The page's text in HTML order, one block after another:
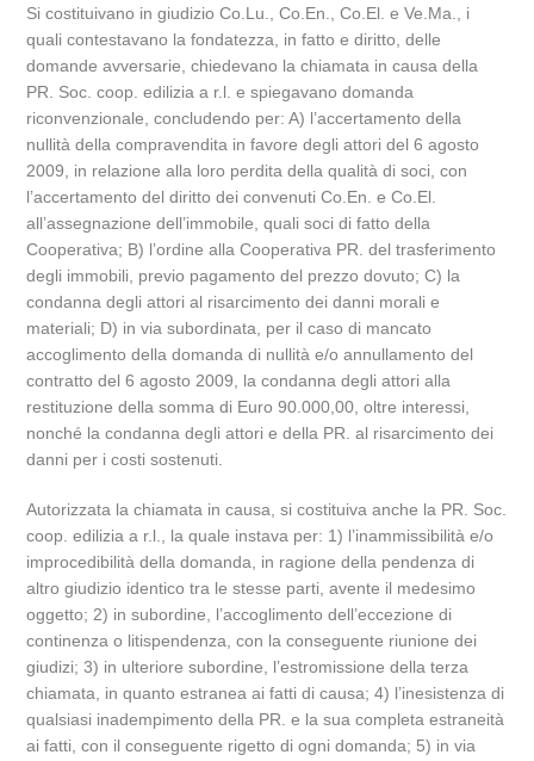
Si costituivano in giudizio Co.Lu., Co.En., Co.El. e Ve.Ma., i
quali contestavano la fondatezza, in fatto e diritto, delle
domande avversarie, chiedevano la chiamata in causa della
PR. Soc. coop. edilizia a r.l. e spiegavano domanda
riconvenzionale, concludendo per: A) l’accertamento della
nullità della compravendita in favore degli attori del 6 agosto
2009, in relazione alla loro perdita della qualità di soci, con
l’accertamento del diritto dei convenuti Co.En. e Co.El.
all’assegnazione dell’immobile, quali soci di fatto della
Cooperativa; B) l’ordine alla Cooperativa PR. del trasferimento
degli immobili, previo pagamento del prezzo dovuto; C) la
condanna degli attori al risarcimento dei danni morali e
materiali; D) in via subordinata, per il caso di mancato
accoglimento della domanda di nullità e/o annullamento del
contratto del 6 agosto 2009, la condanna degli attori alla
restituzione della somma di Euro 90.000,00, oltre interessi,
nonché la condanna degli attori e della PR. al risarcimento dei
danni per i costi sostenuti.
Autorizzata la chiamata in causa, si costituiva anche la PR. Soc.
coop. edilizia a r.l., la quale instava per: 1) l’inammissibilità e/o
improcedibilità della domanda, in ragione della pendenza di
altro giudizio identico tra le stesse parti, avente il medesimo
oggetto; 2) in subordine, l’accoglimento dell’eccezione di
continenza o litispendenza, con la conseguente riunione dei
giudizi; 3) in ulteriore subordine, l’estromissione della terza
chiamata, in quanto estranea ai fatti di causa; 4) l’inesistenza di
qualsiasi inadempimento della PR. e la sua completa estraneità
ai fatti, con il conseguente rigetto di ogni domanda; 5) in via